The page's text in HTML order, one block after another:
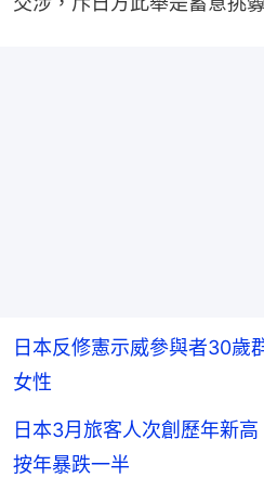
日本反修憲示威參與者30
女性
日本3月旅客人次創歷年新
按年暴跌一半